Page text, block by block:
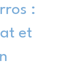
:
et